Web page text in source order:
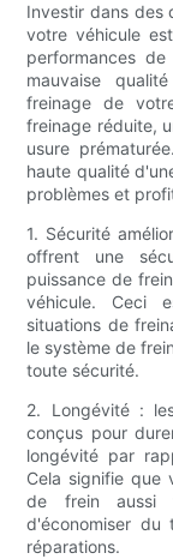
Investir dans des
votre véhicule
performances
mauvaise
freinage de
freinage réduite,
usure
haute qualité
problèmes et
1. Sécurité
offrent une
puissance de
véhicule. Ceci
situations de
le système de
toute sécurité.
2. Longévité :
conçus pour
longévité par
Cela signifie que
de frein aussi
d'économiser
réparations.